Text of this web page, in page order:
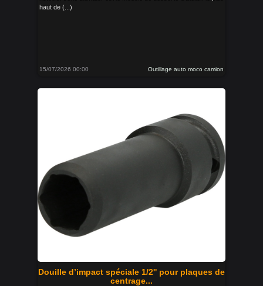
haut de (...)
15/07/2026 00:00 Outillage auto moco camion
Douille d’impact spéciale 1/2'' pour plaques de
centrage...